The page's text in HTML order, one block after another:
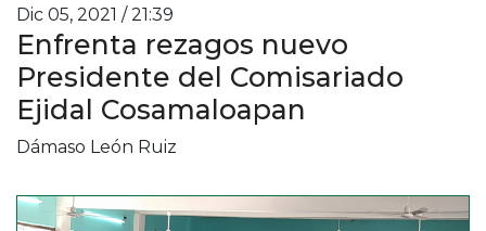
Dic 05, 2021 / 21:39
Enfrenta rezagos nuevo
Presidente del Comisariado
Ejidal Cosamaloapan
Dámaso León Ruiz